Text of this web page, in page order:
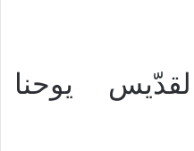
يوحنا